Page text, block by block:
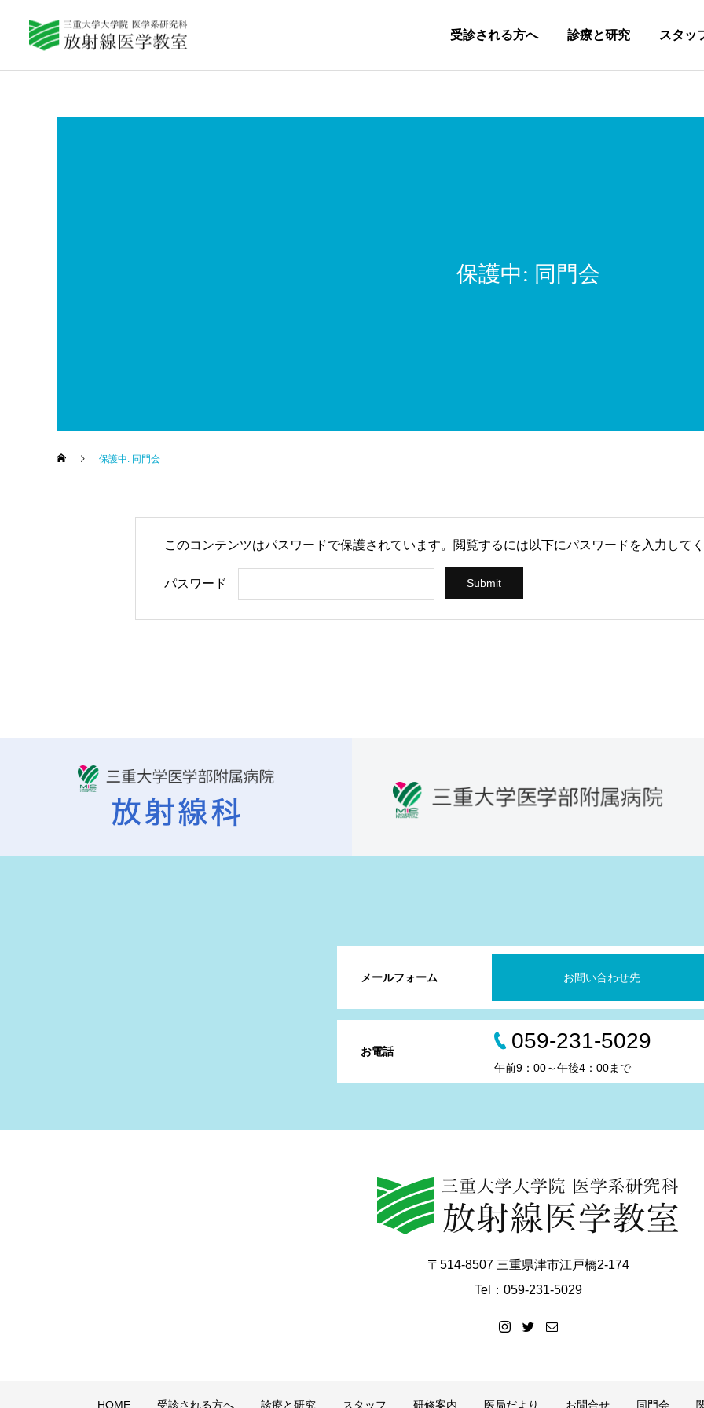
受診される方へ 診療と研究 スタッ
動画セミナー
保護中: 同門会
保護中: 同門会
このコンテンツはパスワードで保護されています。閲覧するには以下にパスワードを入力してく
パスワード
メールフォーム お問い合わせ先
お電話 059-231-5029
午前9：00～午後4：00まで
〒514-8507 三重県津市江戸橋2-174
Tel：059-231-5029
HOME 受診される方へ 診療と研究 スタッフ 研修案内 医局だより お問合せ 同門会